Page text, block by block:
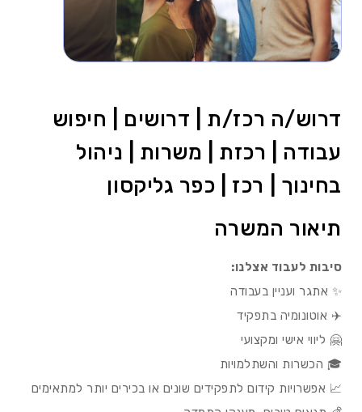
דרוש/ה רכז/ת | דרושים | חיפוש
עבודה | רכזת | משרות | ניהול
בחינוך | רכז | כפר גליקסון
תיאור המשרה
סיבות לעבוד אצלנו:
✨ אתגר ועניין בעבודה
✈️ אוטונומיה בתפקיד
🤗 ליווי אישי ומקצועי
🎓 הכשרות והשתלמויות
📈 אפשרויות קידום לתפקידים שונים או בכירים יותר למתאימים